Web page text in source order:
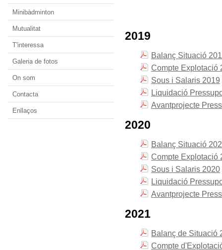
Minibàdminton
Mutualitat
T'interessa
Galeria de fotos
On som
Contacta
Enllaços
2019
Balanç Situació
Compte Explotació
Sous i Salaris 2019
Liquidació
Avantprojecte
2020
Balanç Situació
Compte Explotació
Sous i Salaris 2020
Liquidació
Avantprojecte
2021
Balanç de Situació
Compte